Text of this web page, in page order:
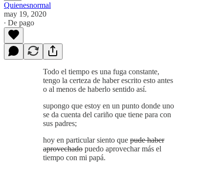
Quienesnormal
may 19, 2020
∙ De pago
Todo el tiempo es una fuga constante,
tengo la certeza de haber escrito esto antes
o al menos de haberlo sentido así.
supongo que estoy en un punto donde uno
se da cuenta del cariño que tiene para con
sus padres;
hoy en particular siento que pude haber
aprovechado puedo aprovechar más el
tiempo con mi papá.